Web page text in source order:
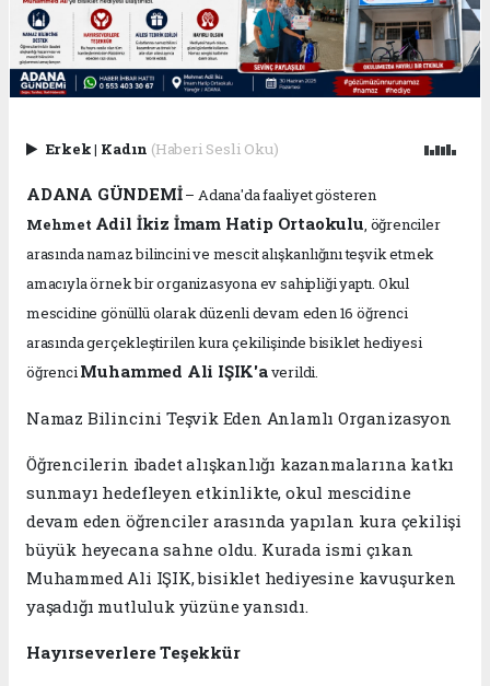
Erkek| Kadın (Haberi Sesli Oku)
ADANA GÜNDEMİ– Adana'da faaliyet gösteren
Mehmet Adil İkiz İmam Hatip Ortaokulu, öğrenciler
arasında namaz bilincini ve mescit alışkanlığını teşvik etmek
amacıyla örnek bir organizasyona ev sahipliği yaptı. Okul
mescidine gönüllü olarak düzenli devam eden 16 öğrenci
arasında gerçekleştirilen kura çekilişinde bisiklet hediyesi
öğrenciMuhammed Ali IŞIK'averildi.
Namaz Bilincini Teşvik Eden Anlamlı Organizasyon
Öğrencilerin ibadet alışkanlığı kazanmalarına katkı
sunmayı hedefleyen etkinlikte, okul mescidine
devam eden öğrenciler arasında yapılan kura çekilişi
büyük heyecana sahne oldu. Kurada ismi çıkan
Muhammed Ali IŞIK, bisiklet hediyesine kavuşurken
yaşadığı mutluluk yüzüne yansıdı.
Hayırseverlere Teşekkür